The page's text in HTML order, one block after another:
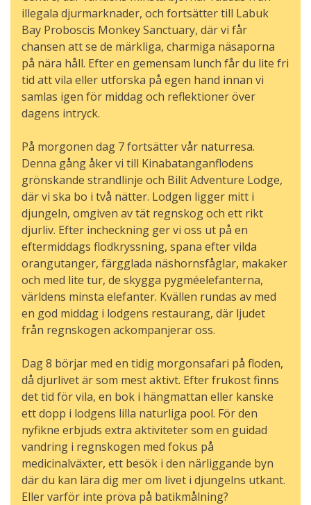
illegala djurmarknader, och fortsätter till Labuk
Bay Proboscis Monkey Sanctuary, där vi får
chansen att se de märkliga, charmiga näsaporna
på nära håll. Efter en gemensam lunch får du lite fri
tid att vila eller utforska på egen hand innan vi
samlas igen för middag och reflektioner över
dagens intryck.
På morgonen dag 7 fortsätter vår naturresa.
Denna gång åker vi till Kinabatanganflodens
grönskande strandlinje och Bilit Adventure Lodge,
där vi ska bo i två nätter. Lodgen ligger mitt i
djungeln, omgiven av tät regnskog och ett rikt
djurliv. Efter incheckning ger vi oss ut på en
eftermiddags flodkryssning, spana efter vilda
orangutanger, färgglada näshornsfåglar, makaker
och med lite tur, de skygga pygméelefanterna,
världens minsta elefanter. Kvällen rundas av med
en god middag i lodgens restaurang, där ljudet
från regnskogen ackompanjerar oss.
Dag 8 börjar med en tidig morgonsafari på floden,
då djurlivet är som mest aktivt. Efter frukost finns
det tid för vila, en bok i hängmattan eller kanske
ett dopp i lodgens lilla naturliga pool. För den
nyfikne erbjuds extra aktiviteter som en guidad
vandring i regnskogen med fokus på
medicinalväxter, ett besök i den närliggande byn
där du kan lära dig mer om livet i djungelns utkant.
Eller varför inte pröva på batikmålning?